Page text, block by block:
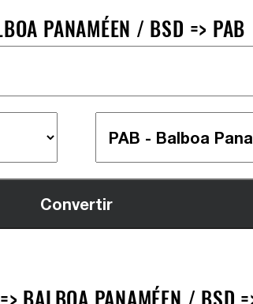
PANAMÉEN / BSD => PAB
BALBOA PANAMÉEN / BSD